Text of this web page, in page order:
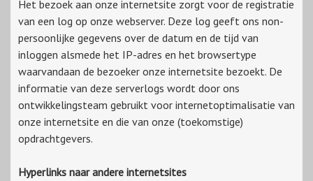
Het bezoek aan onze internetsite zorgt voor de registratie
van een log op onze webserver. Deze log geeft ons non-
persoonlijke gegevens over de datum en de tijd van
inloggen alsmede het IP-adres en het browsertype
waarvandaan de bezoeker onze internetsite bezoekt. De
informatie van deze serverlogs wordt door ons
ontwikkelingsteam gebruikt voor internetoptimalisatie van
onze internetsite en die van onze (toekomstige)
opdrachtgevers.
Hyperlinks naar andere internetsites